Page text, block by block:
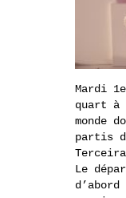
Mardi
quart à
monde
partis
Le